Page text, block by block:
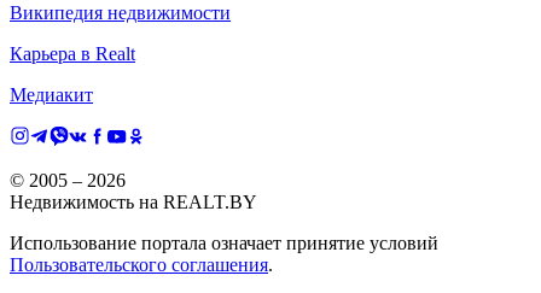
Википедия недвижимости
Карьера в Realt
Медиакит
© 2005 – 2026
Недвижимость на REALT.BY
Использование портала означает принятие условий
Пользовательского соглашения.